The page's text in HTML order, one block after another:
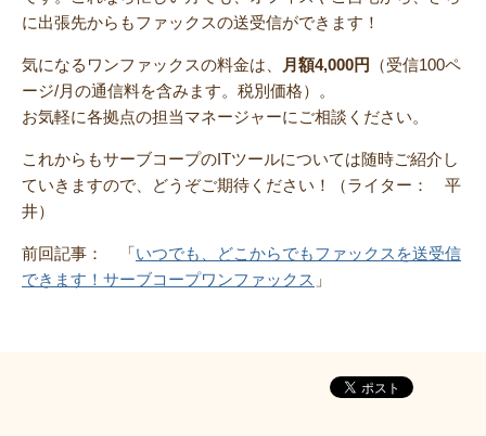
に出張先からもファックスの送受信ができます！
気になるワンファックスの料金は、 月額4,000円
（受信100ペ
ージ/月の通信料を含みます。税別価格）。
お気軽に各拠点の担当マネージャーにご相談ください。
これからもサーブコープのITツールについては随時ご紹介し
ていきますので、どうぞご期待ください！（ライター： 平
井）
前回記事： 「いつでも、どこからでもファックスを送受信
できます！サーブコープワンファックス 」